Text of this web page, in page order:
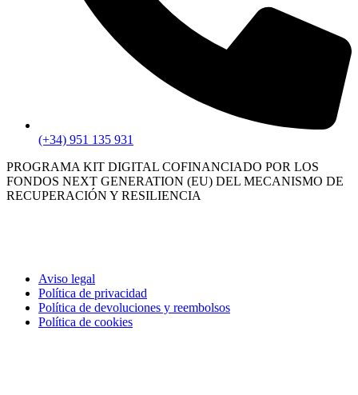
(+34) 951 135 931
PROGRAMA KIT DIGITAL COFINANCIADO POR LOS
FONDOS NEXT GENERATION (EU) DEL MECANISMO DE
RECUPERACIÓN Y RESILIENCIA
Aviso legal
Política de privacidad
Política de devoluciones y reembolsos
Política de cookies